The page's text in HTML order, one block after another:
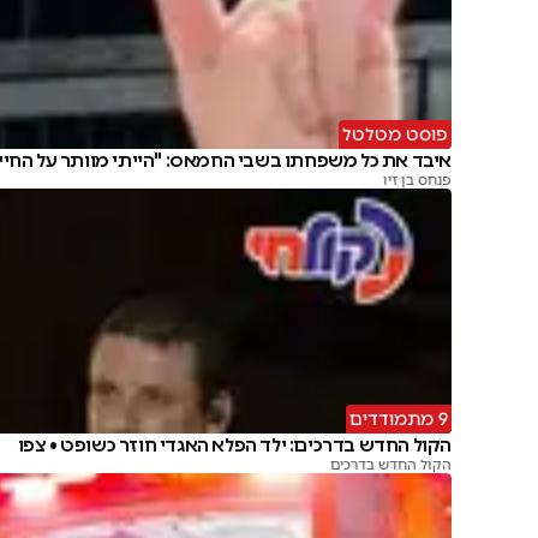
פוסט מטלטל
איבד את כל משפחתו בשבי החמאס: "הייתי מוותר על
פנחס בן זיו
9 מתמודדים
הקול החדש בדרכים: ילד הפלא האגדי חוזר כשופט • צפו
הקול החדש בדרכים